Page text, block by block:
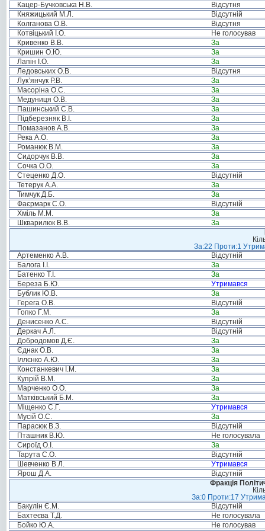
Кацер-Бучковська Н.В.
Відсутня
Княжицький М.Л.
Відсутній
Колганова О.В.
Відсутня
Котвіцький І.О.
Не голосував
Кривенко В.В.
За
Кришин О.Ю.
За
Лапін І.О.
За
Ледовських О.В.
Відсутня
Лук’янчук Р.В.
За
Масоріна О.С.
За
Медуниця О.В.
За
Пашинський С.В.
За
Підберезняк В.І.
За
Помазанов А.В.
За
Река А.О.
За
Романюк В.М.
За
Сидорчук В.В.
За
Сочка О.О.
За
Стеценко Д.О.
Відсутній
Тетерук А.А.
За
Тимчук Д.Б.
За
Фаєрмарк С.О.
Відсутній
Хміль М.М.
За
Шкварилюк В.В.
За
За:22 Проти:1
Артеменко А.В.
Відсутній
Балога І.І.
За
Батенко Т.І.
За
Береза Б.Ю.
Утримався
Бублик Ю.В.
За
Герега О.В.
Відсутній
Гопко Г.М.
За
Денисенко А.С.
Відсутній
Деркач А.Л.
Відсутній
Добродомов Д.Є.
За
Єднак О.В.
За
Іллєнко А.Ю.
За
Констанкевич І.М.
За
Купрій В.М.
За
Марченко О.О.
За
Матківський Б.М.
За
Міщенко С.Г.
Утримався
Мусій О.С.
За
Парасюк В.З.
Відсутній
Пташник В.Ю.
Не голосувала
Сироїд О.І.
За
Тарута С.О.
Відсутній
Шевченко В.Л.
Утримався
Ярош Д.А.
Відсутній
Фракція
За:0 Проти:17
Бакулін Є.М.
Відсутній
Бахтеєва Т.Д.
Не голосувала
Бойко Ю.А.
Не голосував